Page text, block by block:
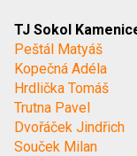
TJ Sokol
Peštál Matyáš
Kopečná Adéla
Hrdlička Tomáš
Trutna Pavel
Dvořáček Jindřich
Souček Milan